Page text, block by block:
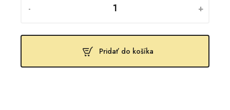
- +
Pridať do košíka